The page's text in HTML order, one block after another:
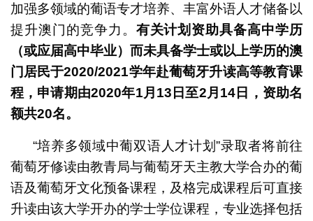
加强多领域的葡语专才培养、丰富外语人才储备以
提升澳门的竞争力。 有关计划资助具备高中学历
（或应届高中毕业）而未具备学士或以上学历的澳
门居民于2020/2021学年赴葡萄牙升读高等教育课
程，申请期由2020年1月13 日至2月14 日，资助名
额共20名。
“培养多领域中葡双语人才计划”录取者将前往
葡萄牙修读由教青局与葡萄牙天主教大学合办的葡
语及葡萄牙文化预备课程，及格完成课程后可直接
升读由该大学开办的学士学位课程，专业选择包括